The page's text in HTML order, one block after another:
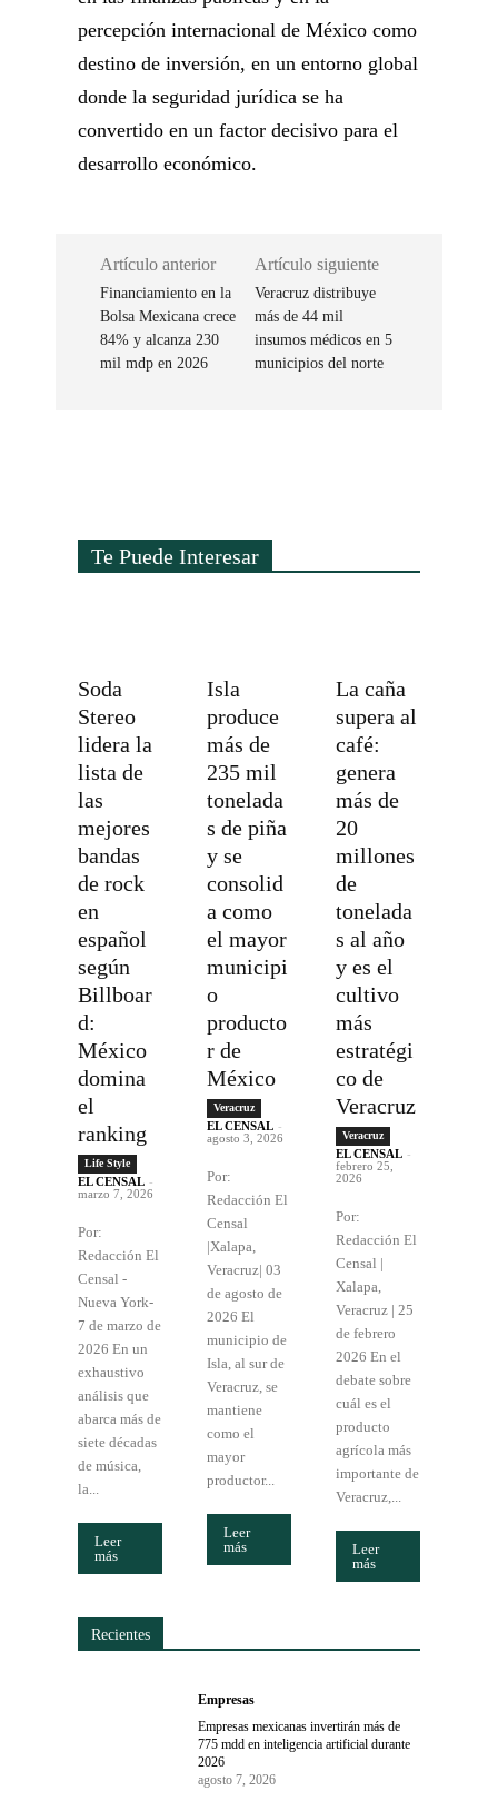
percepción internacional de México como
destino de inversión, en un entorno global
donde la seguridad jurídica se ha
convertido en un factor decisivo para el
desarrollo económico.
Artículo anterior
Financiamiento en la
Bolsa Mexicana crece
84% y alcanza 230
mil mdp en 2026
Artículo siguiente
Veracruz distribuye
más de 44 mil
insumos médicos en 5
municipios del norte
Te Puede Interesar
Soda
Stereo
lidera la
lista de
las
mejores
bandas
de rock
en
español
según
Billboar
d:
México
domina
el
ranking
Life Style
EL CENSAL -
marzo 7, 2026
Por:
Redacción El
Censal -
Nueva York-
7 de marzo de
2026 En un
exhaustivo
análisis que
abarca más de
siete décadas
de música,
la...
Leer
más
Isla
produce
más de
235 mil
tonelada
s de piña
y se
consolid
a como
el mayor
municipi
o
producto
r de
México
Veracruz
EL CENSAL -
agosto 3, 2026
Por:
Redacción El
Censal
|Xalapa,
Veracruz| 03
de agosto de
2026 El
municipio de
Isla, al sur de
Veracruz, se
mantiene
como el
mayor
productor...
Leer
más
La caña
supera al
café:
genera
más de
20
millones
de
tonelada
s al año
y es el
cultivo
más
estratégi
co de
Veracruz
Veracruz
EL CENSAL -
febrero 25,
2026
Por:
Redacción El
Censal |
Xalapa,
Veracruz | 25
de febrero
2026 En el
debate sobre
cuál es el
producto
agrícola más
importante de
Veracruz,...
Leer
más
Recientes
Empresas
Empresas mexicanas invertirán más de
775 mdd en inteligencia artificial durante
2026
agosto 7, 2026